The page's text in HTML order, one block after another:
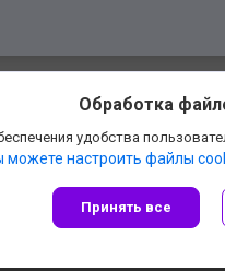
Сайт создан на
Политика обработки
Обработка
удобства
можете настроить файлы
Принять все